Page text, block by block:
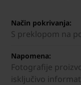
Način pokrivanja:
S preklopom na
Napomena:
Fotografije
isključivo